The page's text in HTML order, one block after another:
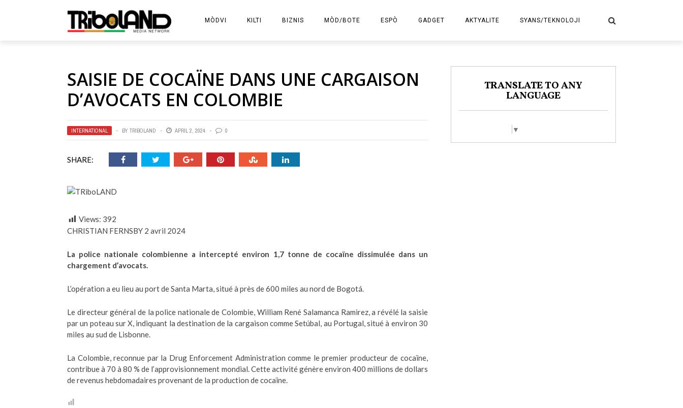
MÒDVI KILTI BIZNIS MÒD/BOTE ESPÒ GADGET AKTYALITE SYANS/TEKNOLOJI
SAISIE DE COCAÏNE DANS UNE CARGAISON
D’AVOCATS EN COLOMBIE
INTERNATIONAL BY TRIBOLAND APRIL 2, 2024 0
SHARE:
Views: 392
CHRISTIAN FERNSBY 2 avril 2024
La police nationale colombienne a intercepté environ 1,7 tonne de cocaïne dissimulée dans un
chargement d’avocats.
L’opération a eu lieu au port de Santa Marta, situé à près de 600 miles au nord de Bogotá.
Le directeur général de la police nationale de Colombie, William René Salamanca Ramirez, a révélé la saisie
par un poteau sur X, indiquant la destination de la cargaison comme Setúbal, au Portugal, situé à environ 30
miles au sud de Lisbonne.
La Colombie, reconnue par la Drug Enforcement Administration comme le premier producteur de cocaïne,
contribue à 70 à 80 % de l’approvisionnement mondial. Cette activité génère environ 400 millions de dollars
de revenus hebdomadaires provenant de la production de cocaïne.
TRANSLATE TO ANY
LANGUAGE
▼